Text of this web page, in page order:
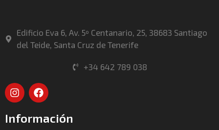
Edificio Eva 6, Av. 5º Centanario, 25, 38683 Santiago
del Teide, Santa Cruz de Tenerife
+34 642 789 038
Información